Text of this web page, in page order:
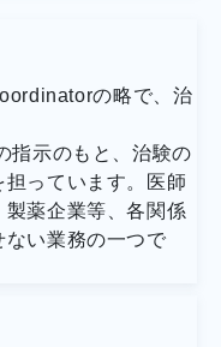
の略で、治
指示のもと、治験の
っています。医師
薬企業等、各関係
い業務の一つで